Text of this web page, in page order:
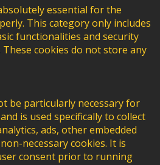
essential for the
This category only includes
functionalities and security
cookies do not store any
be particularly necessary for
is used specifically to collect
ads, other embedded
necessary cookies. It is
consent prior to running